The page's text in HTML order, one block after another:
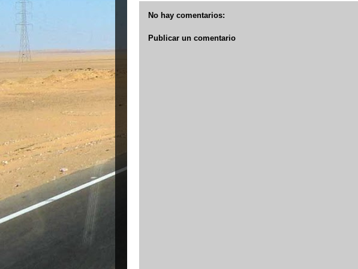
No hay comentarios:
Publicar un comentario